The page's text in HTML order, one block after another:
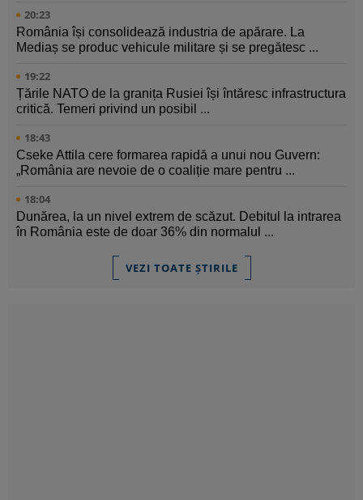
20:23
România își consolidează industria de apărare. La
Mediaș se produc vehicule militare și se pregătesc ...
19:22
Țările NATO de la granița Rusiei își întăresc infrastructura
critică. Temeri privind un posibil ...
18:43
Cseke Attila cere formarea rapidă a unui nou Guvern:
„România are nevoie de o coaliție mare pentru ...
18:04
Dunărea, la un nivel extrem de scăzut. Debitul la intrarea
în România este de doar 36% din normalul ...
VEZI TOATE ȘTIRILE